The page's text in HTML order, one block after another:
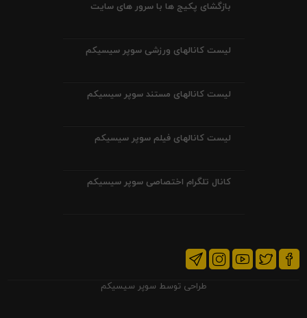
بازگشای پکیج ها با سرور های سایت
لیست کانالهای ورزشی سوپر سیسیکم
لیست کانالهای مستند سوپر سیسیکم
لیست کانالهای فیلم سوپر سیسیکم
کانال تلگرام اختصاصی سوپر سیسیکم
طراحی توسط سوپر سیسیکم